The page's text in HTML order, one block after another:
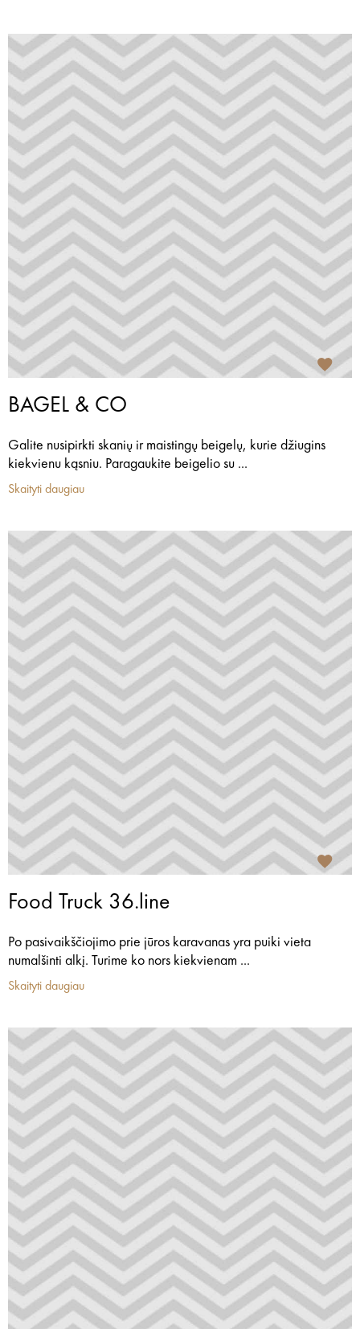
BAGEL & CO
Galite nusipirkti skanių ir maistingų beigelų, kurie džiugins
kiekvienu kąsniu. Paragaukite beigelio su ...
Skaityti daugiau
Food Truck 36.line
Po pasivaikščiojimo prie jūros karavanas yra puiki vieta
numalšinti alkį. Turime ko nors kiekvienam ...
Skaityti daugiau